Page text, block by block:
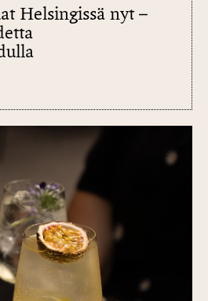
Helsingissä nyt –